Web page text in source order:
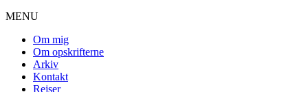
MENU
Om mig
Om opskrifterne
Arkiv
Kontakt
Rejser